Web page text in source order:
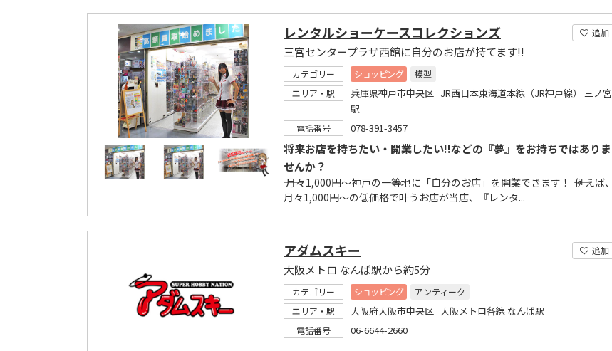
追加
レンタルショーケースコレクションズ
三宮センタープラザ西館に自分のお店が持てます!!
カテゴリー ショッピング
模型
エリア・駅
兵庫県神戸市中央区 JR西日本東海道本線（JR神戸線） 三ノ宮
駅
電話番号 078-391-3457
将来お店を持ちたい・開業したい!!などの『夢』をお持ちではありま
せんか？
―― 月々1,000円～神戸の一等地に「自分のお店」を開業できます！ ―― 例えば、
月々1,000円～の低価格で叶うお店が当店、『レンタ...
追加
アダムスキー
大阪メトロ なんば駅から約5分
カテゴリー ショッピング
アンティーク
エリア・駅
大阪府大阪市中央区 大阪メトロ各線 なんば駅
電話番号 06-6644-2660